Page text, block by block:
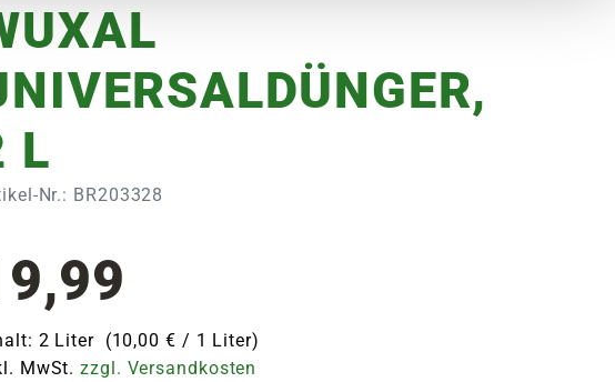
L
Nr.: BR203328
2 Liter (10,00 € / 1 Liter)
MwSt.zzgl. Versandkosten